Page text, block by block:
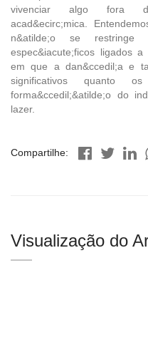
vivenciar algo fora da
acad&ecirc;mica.
n&atilde;o se restringe
espec&iacute;ficos ligados a
em que a dan&ccedil;a e
significativos quanto
forma&ccedil;&atilde;o do
lazer.
Compartilhe:
Visualização do